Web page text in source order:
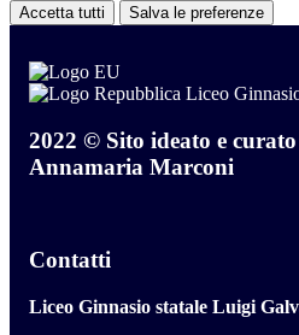
Accetta tutti Salva le preferenze
Liceo
2022 © Sito ideato e
Annamaria Marconi
Contatti
Liceo Ginnasio statale Luigi